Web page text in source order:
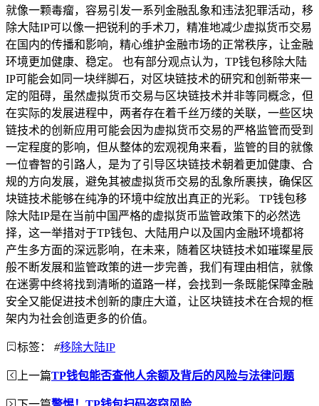
就像一颗毒瘤，容易引发一系列金融乱象和违法犯罪活动，移
除大陆IP可以像一把锐利的手术刀，精准地减少虚拟货币交易
在国内的传播和影响，精心维护金融市场的正常秩序，让金融
环境更加健康、稳定。 也有部分观点认为，TP钱包移除大陆
IP可能会如同一块绊脚石，对区块链技术的研究和创新带来一
定的阻碍，虽然虚拟货币交易与区块链技术并非等同概念，但
在实际的发展进程中，两者存在着千丝万缕的关联，一些区块
链技术的创新应用可能会因为虚拟货币交易的严格监管而受到
一定程度的影响，但从整体的宏观视角来看，监管的目的就像
一位睿智的引路人，是为了引导区块链技术朝着更加健康、合
规的方向发展，避免其被虚拟货币交易的乱象所裹挟，确保区
块链技术能够在纯净的环境中绽放出真正的光彩。 TP钱包移
除大陆IP是在当前中国严格的虚拟货币监管政策下的必然选
择，这一举措对于TP钱包、大陆用户以及国内金融环境都将
产生多方面的深远影响，在未来，随着区块链技术如璀璨星辰
般不断发展和监管政策的进一步完善，我们有理由相信，就像
在迷雾中终将找到清晰的道路一样，会找到一条既能保障金融
安全又能促进技术创新的康庄大道，让区块链技术在合规的框
架内为社会创造更多的价值。
标签： #移除大陆IP
上一篇TP钱包能否查他人余额及背后的风险与法律问题